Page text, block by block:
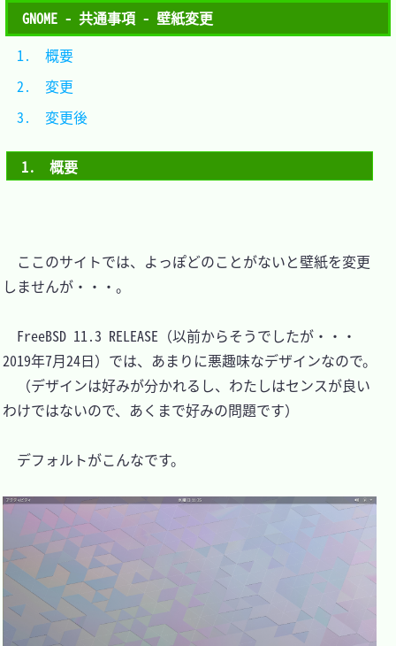
GNOME - 共通事項 - 壁紙変更
1.　概要
ここのサイトでは、よっぽどのことがないと壁紙を変更
しませんが・・・。
FreeBSD 11.3 RELEASE（以前からそうでしたが・・・
2019年7月24日）では、あまりに悪趣味なデザインなので。
（デザインは好みが分かれるし、わたしはセンスが良い
わけではないので、あくまで好みの問題です）
デフォルトがこんなです。